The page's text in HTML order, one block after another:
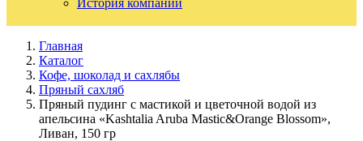
История компании
Главная
Каталог
Кофе, шоколад и сахлябы
Пряный сахляб
Пряный пудинг c мастикой и цветочной водой из
апельсина «Kashtalia Aruba Mastic&Orange Blossom»,
Ливан, 150 гр